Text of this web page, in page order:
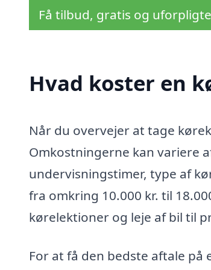
Få tilbud, gratis og
Hvad koster en
Når du overvejer at tage
Omkostningerne kan variere
undervisningstimer, type af
fra omkring 10.000 kr. til
kørelektioner og leje af bil til
For at få den bedste aftale